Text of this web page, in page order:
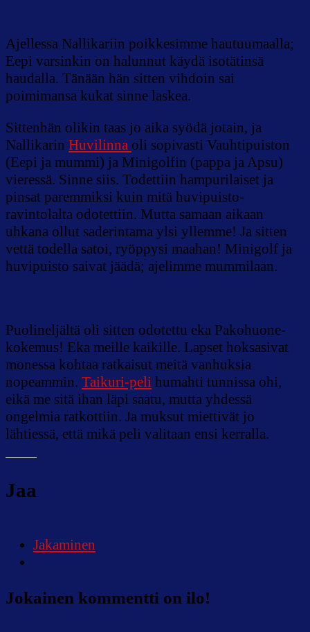
Ajellessa Nallikariin poikkesimme hautuumaalla;
Eepi varsinkin on halunnut käydä isotätinsä
haudalla. Tänään hän sitten vihdoin sai
poimimansa kukat sinne laskea.
Sittenhän olikin taas jo aika syödä jotain, ja
Nallikarin Huvilinna oli sopivasti Vauhtipuiston
(Eepi ja mummi) ja Minigolfin (pappa ja Apsu)
vieressä. Sinne siis. Todettiin hampurilaiset ja
pinsat paremmiksi kuin mitä huvipuisto-
ravintolalta odotettiin. Mutta samaan aikaan
uhkana ollut saderintama ylsi yllemme! Ja sitten
vettä todella satoi, ryöppysi maahan! Minigolf ja
huvipuisto saivat jäädä; ajelimme mummilaan.
Puolineljältä oli sitten odotettu eka Pakohuone-
kokemus! Eka meille kaikille. Lapset hoksasivat
monessa kohtaa ratkaisut meitä vanhuksia
nopeammin. Taikuri-peli humahti tunnissa ohi,
eikä me sitä ihan läpi saatu, mutta yhdessä
ongelmia ratkottiin. Ja muksut miettivät jo
lähtiessä, että mikä peli valitaan ensi kerralla.
Jaa
Jakaminen
Jokainen kommentti on ilo!